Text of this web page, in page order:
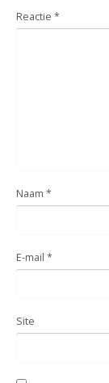
Reactie *
Naam *
E-mail *
Site